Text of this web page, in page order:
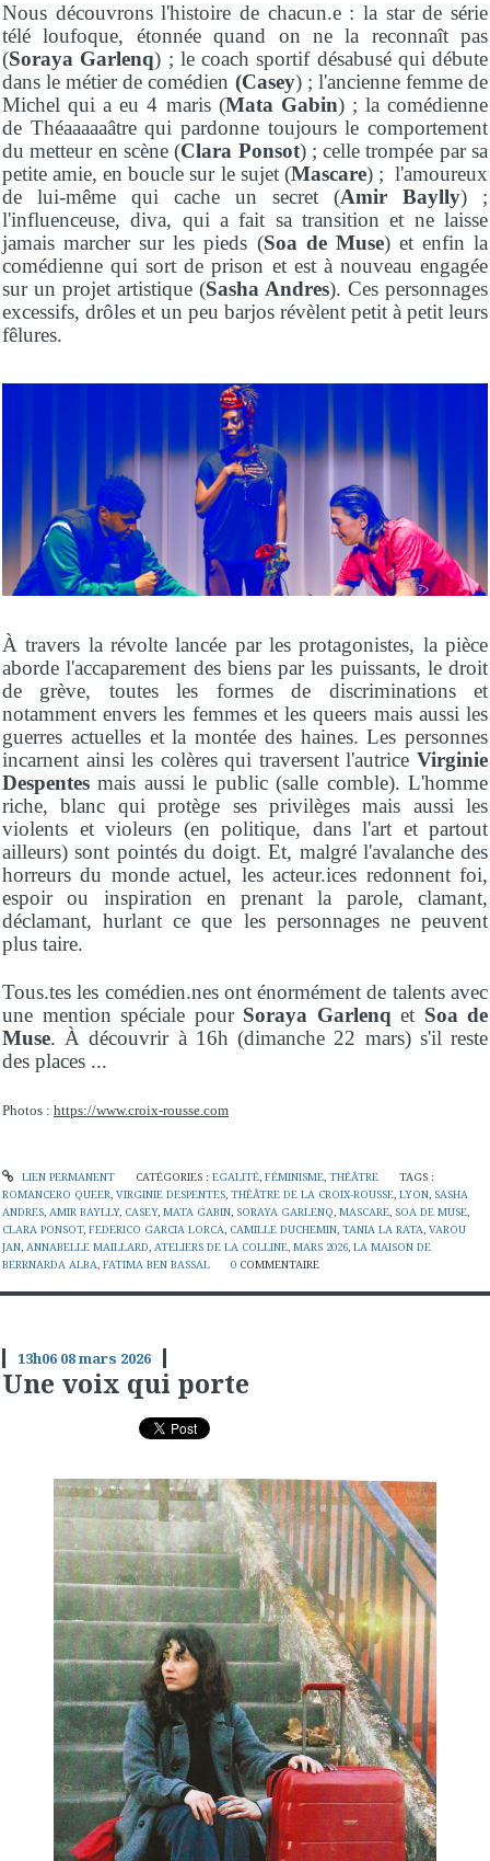
Nous découvrons l'histoire de chacun.e : la star de série
télé loufoque, étonnée quand on ne la reconnaît pas
(Soraya Garlenq) ; le coach sportif désabusé qui débute
dans le métier de comédien (Casey) ; l'ancienne femme de
Michel qui a eu 4 maris (Mata Gabin) ; la comédienne
de Théaaaaaâtre qui pardonne toujours le comportement
du metteur en scène (Clara Ponsot) ; celle trompée par sa
petite amie, en boucle sur le sujet (Mascare) ; l'amoureux
de lui-même qui cache un secret (Amir Baylly) ;
l'influenceuse, diva, qui a fait sa transition et ne laisse
jamais marcher sur les pieds (Soa de Muse) et enfin la
comédienne qui sort de prison et est à nouveau engagée
sur un projet artistique (Sasha Andres). Ces personnages
excessifs, drôles et un peu barjos révèlent petit à petit leurs
fêlures.
À travers la révolte lancée par les protagonistes, la pièce
aborde l'accaparement des biens par les puissants, le droit
de grève, toutes les formes de discriminations et
notamment envers les femmes et les queers mais aussi les
guerres actuelles et la montée des haines. Les personnes
incarnent ainsi les colères qui traversent l'autrice Virginie
Despentes mais aussi le public (salle comble). L'homme
riche, blanc qui protège ses privilèges mais aussi les
violents et violeurs (en politique, dans l'art et partout
ailleurs) sont pointés du doigt. Et, malgré l'avalanche des
horreurs du monde actuel, les acteur.ices redonnent foi,
espoir ou inspiration en prenant la parole, clamant,
déclamant, hurlant ce que les personnages ne peuvent
plus taire.
Tous.tes les comédien.nes ont énormément de talents avec
une mention spéciale pour Soraya Garlenq et Soa de
Muse. À découvrir à 16h (dimanche 22 mars) s'il reste
des places ...
Photos : https://www.croix-rousse.com
LIEN PERMANENT CATÉGORIES : EGALITÉ, FÉMINISME, THÉÂTRE
TAGS :
ROMANCERO QUEER, VIRGINIE DESPENTES, THÉÂTRE DE LA CROIX-ROUSSE, LYON, SASHA
ANDRES, AMIR BAYLLY, CASEY, MATA GABIN, SORAYA GARLENQ, MASCARE, SOA DE MUSE,
CLARA PONSOT, FEDERICO GARCIA LORCA, CAMILLE DUCHEMIN, TANIA LA RATA, VAROU
JAN, ANNABELLE MAILLARD, ATELIERS DE LA COLLINE, MARS 2026, LA MAISON DE
BERRNARDA ALBA, FATIMA BEN BASSAL 0 COMMENTAIRE
13h06 08mars 2026
Une voix qui porte